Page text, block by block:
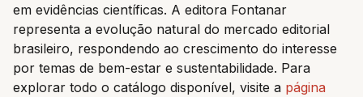
em evidências científicas. A editora Fontanar
representa a evolução natural do mercado editorial
brasileiro, respondendo ao crescimento do interesse
por temas de bem-estar e sustentabilidade. Para
explorar todo o catálogo disponível, visite a página